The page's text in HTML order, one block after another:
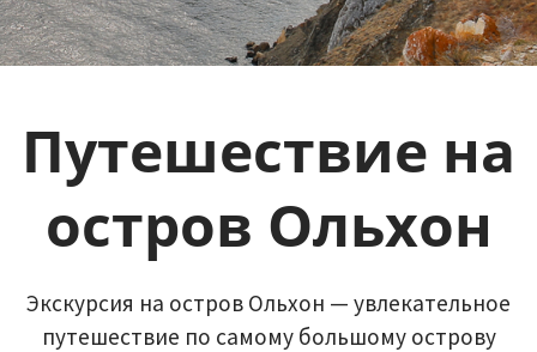
Путешествие на
остров Ольхон
Экскурсия на остров Ольхон — увлекательное
путешествие по самому большому острову